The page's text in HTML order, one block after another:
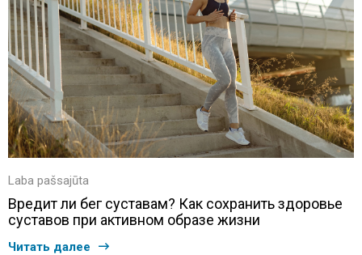
Laba pašsajūta
Вредит ли бег суставам? Как сохранить здоровье
суставов при активном образе жизни
Читать далее